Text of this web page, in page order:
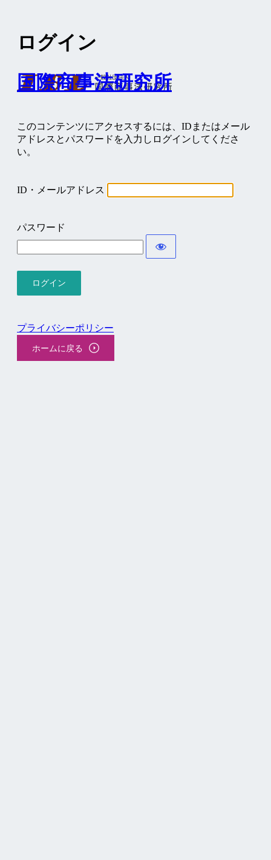
ログイン
国際商事法研究所
このコンテンツにアクセスするには、IDまたはメール
アドレスとパスワードを入力しログインしてくださ
い。
ID・メールアドレス
パスワード
プライバシーポリシー
ホームに戻る